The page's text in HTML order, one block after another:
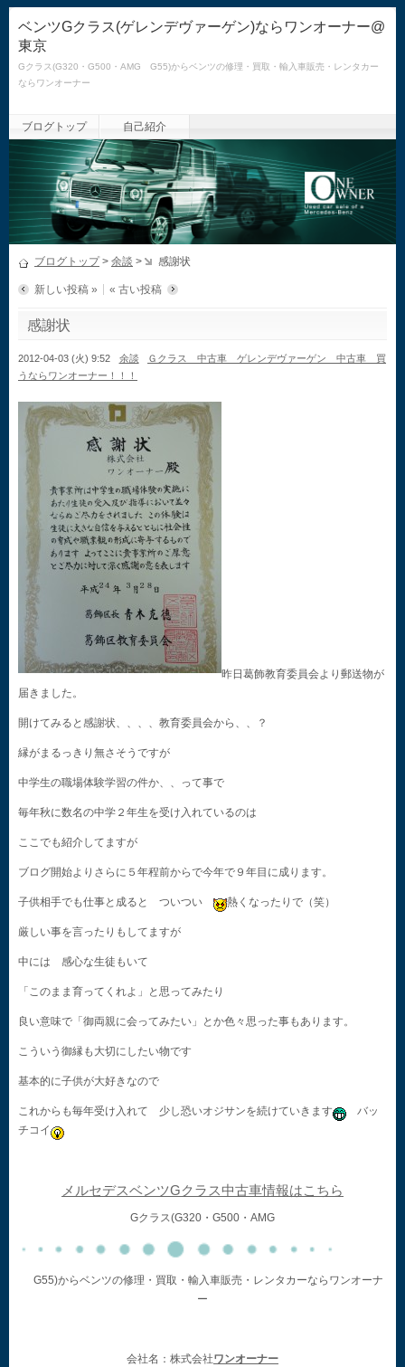
ベンツGクラス(ゲレンデヴァーゲン)ならワンオーナー@
東京
Gクラス(G320・G500・AMG G55)からベンツの修理・買取・輸入車販売・レンタカー
ならワンオーナー
ブログトップ 自己紹介
ブログトップ> 余談 > 感謝状
新しい投稿 » « 古い投稿
感謝状
2012-04-03 (火) 9:52 余談
Ｇクラス 中古車 ゲレンデヴァーゲン 中古車 買
うならワンオーナー！！！
昨日葛飾教育委員会より郵送物が
届きました。
開けてみると感謝状、、、、教育委員会から、、？
縁がまるっきり無さそうですが
中学生の職場体験学習の件か、、って事で
毎年秋に数名の中学２年生を受け入れているのは
ここでも紹介してますが
ブログ開始よりさらに５年程前からで今年で９年目に成ります。
子供相手でも仕事と成ると ついつい 熱くなったりで（笑）
厳しい事を言ったりもしてますが
中には 感心な生徒もいて
「このまま育ってくれよ」と思ってみたり
良い意味で「御両親に会ってみたい」とか色々思った事もあります。
こういう御縁も大切にしたい物です
基本的に子供が大好きなので
これからも毎年受け入れて 少し恐いオジサンを続けていきます
バッ
チコイ
メルセデスベンツGクラス中古車情報はこちら
Gクラス(G320・G500・AMG
G55)からベンツの修理・買取・輸入車販売・レンタカーならワンオーナ
ー
会社名：株式会社ワンオーナー